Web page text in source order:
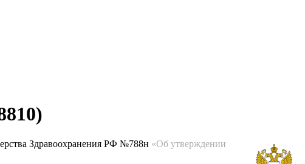
Здравоохранения РФ №788н «Об утверждении